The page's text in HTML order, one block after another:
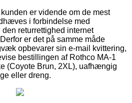
er vidende om de mest
i forbindelse med
returrettighed internet
er det på samme måde
opbevarer sin e-mail kvittering,
bestillingen af Rothco MA-1
(Coyote Brun, 2XL), uafhængig
eller dreng.